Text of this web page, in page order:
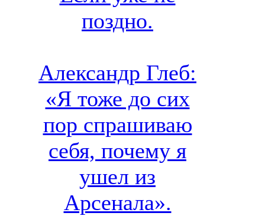
поздно.
Александр Глеб:
«Я тоже до сих
пор спрашиваю
себя, почему я
ушел из
Арсенала».